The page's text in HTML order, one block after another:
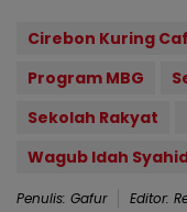
Cirebon Kuring
Program MBG
Sekolah Rakyat
Wagub Idah
Penulis: Gafur Editor: